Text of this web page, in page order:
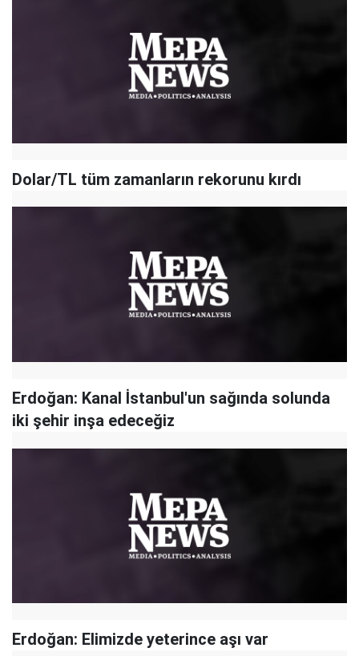
Dolar/TL tüm zamanların rekorunu kırdı
Erdoğan: Kanal İstanbul'un sağında solunda
iki şehir inşa edeceğiz
Erdoğan: Elimizde yeterince aşı var